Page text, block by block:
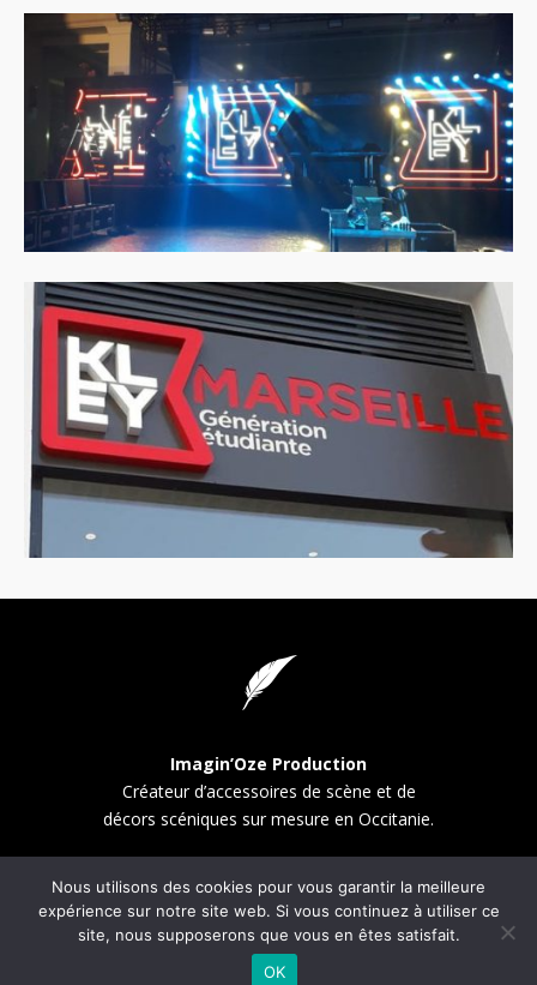
Imagin’Oze Production
Créateur d’accessoires de scène et de
décors scéniques sur mesure en Occitanie.
CONTACT
Mas Fabrègue, 30340 SERVAS
Tél. : +33(6) 22 23 64 18
E-mail : imaginozeproduction@gmail.com
Nous utilisons des cookies pour vous garantir la meilleure
expérience sur notre site web. Si vous continuez à utiliser ce
site, nous supposerons que vous en êtes satisfait.
OK